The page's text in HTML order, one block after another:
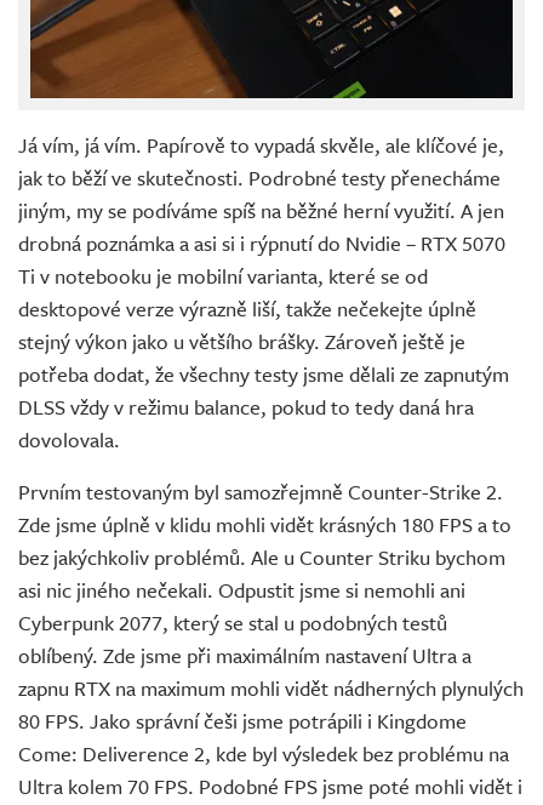
Já vím, já vím. Papírově to vypadá skvěle, ale klíčové je,
jak to běží ve skutečnosti. Podrobné testy přenecháme
jiným, my se podíváme spíš na běžné herní využití. A jen
drobná poznámka a asi si i rýpnutí do Nvidie – RTX 5070
Ti v notebooku je mobilní varianta, které se od
desktopové verze výrazně liší, takže nečekejte úplně
stejný výkon jako u většího brášky. Zároveň ještě je
potřeba dodat, že všechny testy jsme dělali ze zapnutým
DLSS vždy v režimu balance, pokud to tedy daná hra
dovolovala.
Prvním testovaným byl samozřejmně Counter-Strike 2.
Zde jsme úplně v klidu mohli vidět krásných 180 FPS a to
bez jakýchkoliv problémů. Ale u Counter Striku bychom
asi nic jiného nečekali. Odpustit jsme si nemohli ani
Cyberpunk 2077, který se stal u podobných testů
oblíbený. Zde jsme při maximálním nastavení Ultra a
zapnu RTX na maximum mohli vidět nádherných plynulých
80 FPS. Jako správní češi jsme potrápili i Kingdome
Come: Deliverence 2, kde byl výsledek bez problému na
Ultra kolem 70 FPS. Podobné FPS jsme poté mohli vidět i